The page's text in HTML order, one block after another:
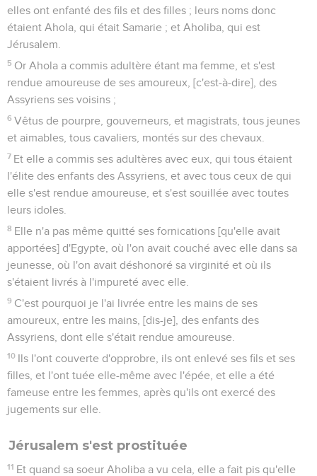
elles ont enfanté des fils et des filles ; leurs noms donc
étaient Ahola, qui était Samarie ; et Aholiba, qui est
Jérusalem.
5 Or Ahola a commis adultère étant ma femme, et s'est
rendue amoureuse de ses amoureux, [c'est-à-dire], des
Assyriens ses voisins ;
6 Vêtus de pourpre, gouverneurs, et magistrats, tous jeunes
et aimables, tous cavaliers, montés sur des chevaux.
7 Et elle a commis ses adultères avec eux, qui tous étaient
l'élite des enfants des Assyriens, et avec tous ceux de qui
elle s'est rendue amoureuse, et s'est souillée avec toutes
leurs idoles.
8 Elle n'a pas même quitté ses fornications [qu'elle avait
apportées] d'Egypte, où l'on avait couché avec elle dans sa
jeunesse, où l'on avait déshonoré sa virginité et où ils
s'étaient livrés à l'impureté avec elle.
9 C'est pourquoi je l'ai livrée entre les mains de ses
amoureux, entre les mains, [dis-je], des enfants des
Assyriens, dont elle s'était rendue amoureuse.
10 Ils l'ont couverte d'opprobre, ils ont enlevé ses fils et ses
filles, et l'ont tuée elle-même avec l'épée, et elle a été
fameuse entre les femmes, après qu'ils ont exercé des
jugements sur elle.
Jérusalem s'est prostituée
11 Et quand sa soeur Aholiba a vu cela, elle a fait pis qu'elle